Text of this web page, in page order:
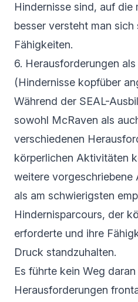
Hindernisse sind, auf
besser versteht man sich
Fähigkeiten.
6. Herausforderungen
(Hindernisse kopfüber
Während der SEAL-
sowohl McRaven als
verschiedenen
körperlichen Aktivitäten
weitere vorgeschriebene
als am schwierigsten
Hindernisparcours, der
erforderte und ihre
Druck standzuhalten.
Es führte kein Weg
Herausforderungen